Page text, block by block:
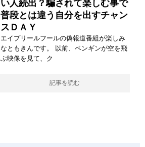
い人続出？騙されて楽しむ事で
普段とは違う自分を出すチャン
スＤＡＹ
エイプリールフールの偽報道番組が楽しみ
なともきんです。 以前、ペンギンが空を飛
ぶ映像を見て、ク
記事を読む